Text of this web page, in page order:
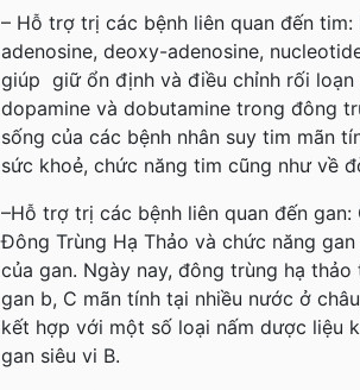
– Hỗ trợ trị các bệnh liên quan đến
adenosine, deoxy-adenosine,
giúp giữ ổn định và điều chỉnh rối
dopamine và dobutamine trong đông
sống của các bệnh nhân suy tim mãn
sức khoẻ, chức năng tim cũng như về
–Hỗ trợ trị các bệnh liên quan đến
Đông Trùng Hạ Thảo và chức năng
của gan. Ngày nay, đông trùng hạ
gan b, C mãn tính tại nhiều nước ở
kết hợp với một số loại nấm dược liệu
gan siêu vi B.